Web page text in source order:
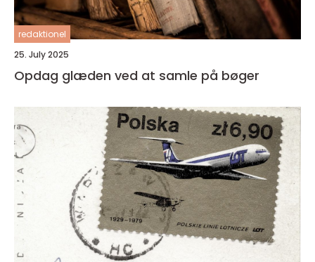
redaktionel
25. July 2025
Opdag glæden ved at samle på bøger